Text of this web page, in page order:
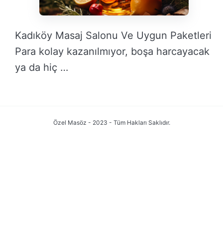
Kadıköy Masaj Salonu Ve Uygun Paketleri
Para kolay kazanılmıyor, boşa harcayacak
ya da hiç …
Özel Masöz - 2023 - Tüm Hakları Saklıdır.